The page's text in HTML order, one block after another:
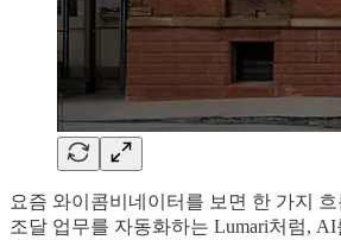
요즘 와이콤비네이터를 보면 한 가지
조달 업무를 자동화하는 Lumari처럼,